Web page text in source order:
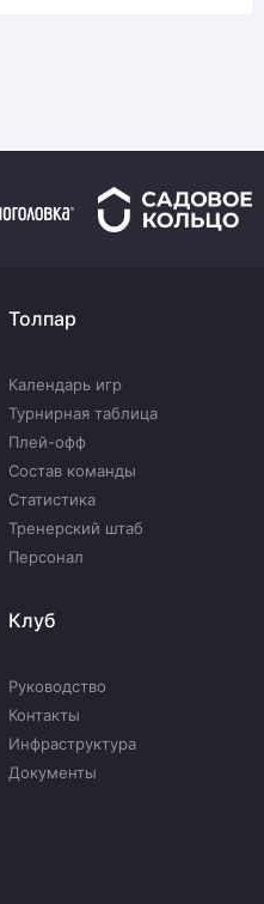
Толпар
Календарь игр
Турнирная таблица
Плей-офф
Состав команды
Статистика
Тренерский штаб
Персонал
Клуб
Руководство
Контакты
Инфраструктура
Документы